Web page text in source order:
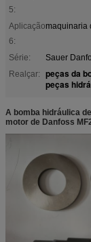
5:
Aplicação
6:
maquinaria
Série:
Sauer
Realçar:
peças da
peças
A bomba hidráulica
motor de Danfoss